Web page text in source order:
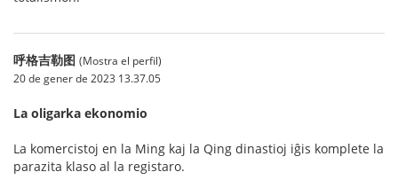
呼格吉勒图 (Mostra el perfil)
20 de gener de 2023 13.37.05
La oligarka ekonomio
La komercistoj en la Ming kaj la Qing dinastioj iĝis komplete la
parazita klaso al la registaro.